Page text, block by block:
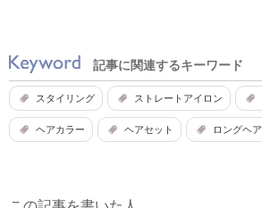
記事に関連するキーワード
スタイリング ストレートアイロン
ヘアカラー ヘアセット ロングヘア